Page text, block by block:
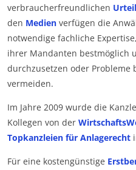
verbraucherfreundlichen
den Medienverfügen die
notwendige fachliche
ihrer Mandanten bestmöglich
durchzusetzen oder Probleme
vermeiden.
Im Jahre 2009 wurde die
Kollegen von der
Topkanzleien für Anlagerecht
Für eine kostengünstige